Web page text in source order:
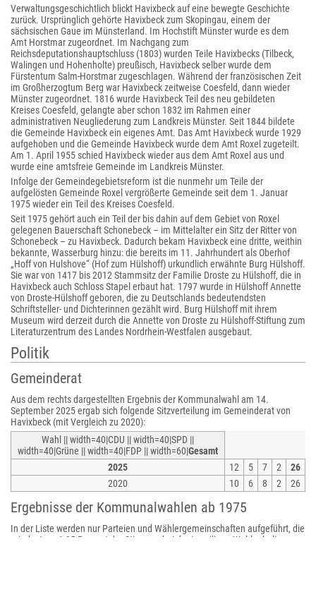
Verwaltungsgeschichtlich blickt Havixbeck auf eine bewegte Geschichte
zurück. Ursprünglich gehörte Havixbeck zum Skopingau, einem der
sächsischen Gaue im Münsterland. Im Hochstift Münster wurde es dem
Amt Horstmar zugeordnet. Im Nachgang zum
Reichsdeputationshauptschluss (1803) wurden Teile Havixbecks (Tilbeck,
Walingen und Hohenholte) preußisch, Havixbeck selber wurde dem
Fürstentum Salm-Horstmar zugeschlagen. Während der französischen Zeit
im Großherzogtum Berg war Havixbeck zeitweise Coesfeld, dann wieder
Münster zugeordnet. 1816 wurde Havixbeck Teil des neu gebildeten
Kreises Coesfeld, gelangte aber schon 1832 im Rahmen einer
administrativen Neugliederung zum Landkreis Münster. Seit 1844 bildete
die Gemeinde Havixbeck ein eigenes Amt. Das Amt Havixbeck wurde 1929
aufgehoben und die Gemeinde Havixbeck wurde dem Amt Roxel zugeteilt.
Am 1. April 1955 schied Havixbeck wieder aus dem Amt Roxel aus und
wurde eine amtsfreie Gemeinde im Landkreis Münster.
Infolge der Gemeindegebietsreform ist die nunmehr um Teile der
aufgelösten Gemeinde Roxel vergrößerte Gemeinde seit dem 1. Januar
1975 wieder ein Teil des Kreises Coesfeld.
Seit 1975 gehört auch ein Teil der bis dahin auf dem Gebiet von Roxel
gelegenen Bauerschaft Schonebeck – im Mittelalter ein Sitz der Ritter von
Schonebeck – zu Havixbeck. Dadurch bekam Havixbeck eine dritte, weithin
bekannte, Wasserburg hinzu: die bereits im 11. Jahrhundert als Oberhof
„Hoff von Hulshove“ (Hof zum Hülshoff) urkundlich erwähnte Burg Hülshoff.
Sie war von 1417 bis 2012 Stammsitz der Familie Droste zu Hülshoff, die in
Havixbeck auch Schloss Stapel erbaut hat. 1797 wurde in Hülshoff Annette
von Droste-Hülshoff geboren, die zu Deutschlands bedeutendsten
Schriftsteller- und Dichterinnen gezählt wird. Burg Hülshoff mit ihrem
Museum wird derzeit durch die Annette von Droste zu Hülshoff-Stiftung zum
Literaturzentrum des Landes Nordrhein-Westfalen ausgebaut.
Politik
Gemeinderat
Aus dem rechts dargestellten Ergebnis der Kommunalwahl am 14.
September 2025 ergab sich folgende Sitzverteilung im Gemeinderat von
Havixbeck (mit Vergleich zu 2020):
Wahl || width=40|CDU || width=40|SPD ||
width=40|Grüne || width=40|FDP || width=60|Gesamt
2025
12 5 7 2
26
2020
10 6 8 2 26
Ergebnisse der Kommunalwahlen ab 1975
In der Liste werden nur Parteien und Wählergemeinschaften aufgeführt, die
mindestens 1,95 Prozent der Stimmen bei der jeweiligen Wahl erhalten